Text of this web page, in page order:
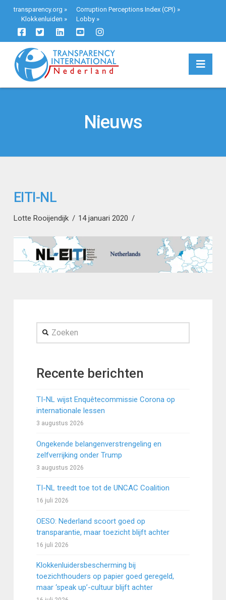
transparency.org » Corruption Perceptions Index (CPI) »
Klokkenluiden » Lobby»
Nieuws
EITI-NL
Lotte Rooijendijk 14 januari 2020
Zoeken
Recente berichten
TI-NL wijst Enquêtecommissie Corona op
internationale lessen
3 augustus 2026
Ongekende belangenverstrengeling en
zelfverrijking onder Trump
3 augustus 2026
TI-NL treedt toe tot de UNCAC Coalition
16 juli 2026
OESO: Nederland scoort goed op
transparantie, maar toezicht blijft achter
16 juli 2026
Klokkenluidersbescherming bij
toezichthouders op papier goed geregeld,
maar ‘speak up’-cultuur blijft achter